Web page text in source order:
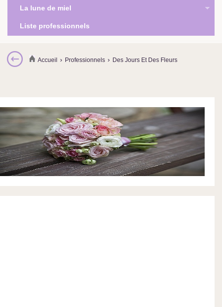
La lune de miel
Liste professionnels
Accueil › Professionnels › Des Jours Et Des Fleurs